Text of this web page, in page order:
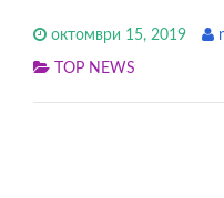
октомври 15, 2019
TOP NEWS